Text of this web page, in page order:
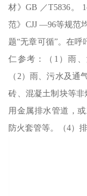
材》GB ／T5836。
范》CJJ —96等规范
题“无章可循”。在
仁参考：（1）雨
（2）雨、污水及
砖、混凝土制块等
用金属排水管道，
防火套管等。（4）